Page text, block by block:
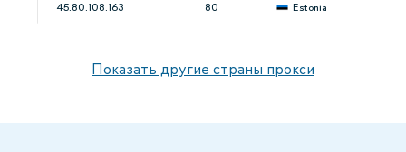
45.80.108.163 80 Estonia
Показать другие страны прокси